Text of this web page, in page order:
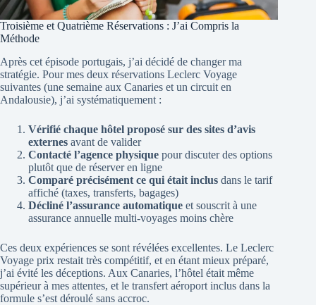
Troisième et Quatrième Réservations : J’ai Compris la
Méthode
Après cet épisode portugais, j’ai décidé de changer ma
stratégie. Pour mes deux réservations Leclerc Voyage
suivantes (une semaine aux Canaries et un circuit en
Andalousie), j’ai systématiquement :
Vérifié chaque hôtel proposé sur des sites d’avis
externes avant de valider
Contacté l’agence physique pour discuter des options
plutôt que de réserver en ligne
Comparé précisément ce qui était inclus dans le tarif
affiché (taxes, transferts, bagages)
Décliné l’assurance automatique et souscrit à une
assurance annuelle multi-voyages moins chère
Ces deux expériences se sont révélées excellentes. Le Leclerc
Voyage prix restait très compétitif, et en étant mieux préparé,
j’ai évité les déceptions. Aux Canaries, l’hôtel était même
supérieur à mes attentes, et le transfert aéroport inclus dans la
formule s’est déroulé sans accroc.